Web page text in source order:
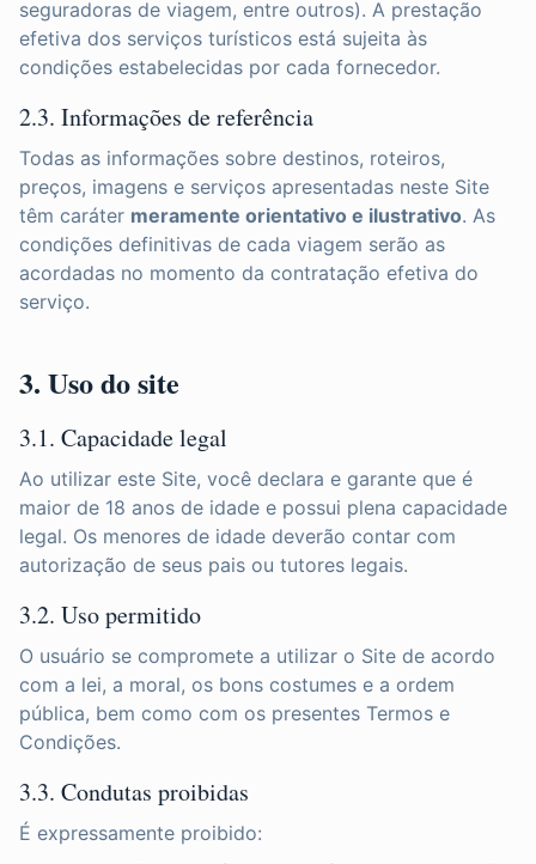
seguradoras de viagem, entre outros). A prestação
efetiva dos serviços turísticos está sujeita às
condições estabelecidas por cada fornecedor.
2.3. Informações de referência
Todas as informações sobre destinos, roteiros,
preços, imagens e serviços apresentadas neste Site
têm caráter meramente orientativo e ilustrativo. As
condições definitivas de cada viagem serão as
acordadas no momento da contratação efetiva do
serviço.
3. Uso do site
3.1. Capacidade legal
Ao utilizar este Site, você declara e garante que é
maior de 18 anos de idade e possui plena capacidade
legal. Os menores de idade deverão contar com
autorização de seus pais ou tutores legais.
3.2. Uso permitido
O usuário se compromete a utilizar o Site de acordo
com a lei, a moral, os bons costumes e a ordem
pública, bem como com os presentes Termos e
Condições.
3.3. Condutas proibidas
É expressamente proibido: